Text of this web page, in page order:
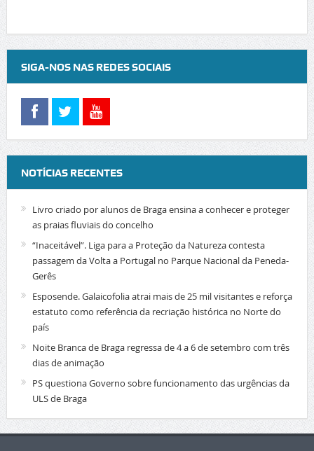
SIGA-NOS NAS REDES SOCIAIS
NOTÍCIAS RECENTES
Livro criado por alunos de Braga ensina a conhecer e proteger
as praias fluviais do concelho
“Inaceitável”. Liga para a Proteção da Natureza contesta
passagem da Volta a Portugal no Parque Nacional da Peneda-
Gerês
Esposende. Galaicofolia atrai mais de 25 mil visitantes e reforça
estatuto como referência da recriação histórica no Norte do
país
Noite Branca de Braga regressa de 4 a 6 de setembro com três
dias de animação
PS questiona Governo sobre funcionamento das urgências da
ULS de Braga